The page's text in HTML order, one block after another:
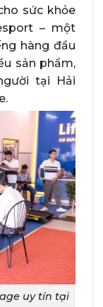
sức khỏe
– một
hàng đầu
sản phẩm,
tại Hải
uy tín tại